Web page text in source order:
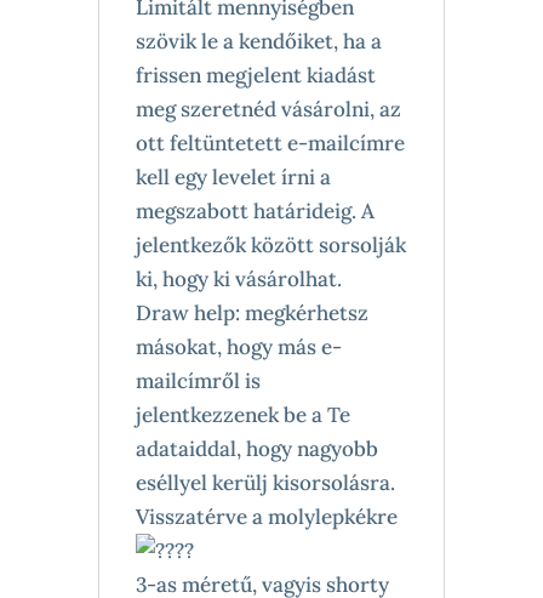
Limitált mennyiségben
szövik le a kendőiket, ha a
frissen megjelent kiadást
meg szeretnéd vásárolni, az
ott feltüntetett e-mailcímre
kell egy levelet írni a
megszabott határideig. A
jelentkezők között sorsolják
ki, hogy ki vásárolhat.
Draw help: megkérhetsz
másokat, hogy más e-
mailcímről is
jelentkezzenek be a Te
adataiddal, hogy nagyobb
eséllyel kerülj kisorsolásra.
Visszatérve a molylepkékre
3-as méretű, vagyis shorty